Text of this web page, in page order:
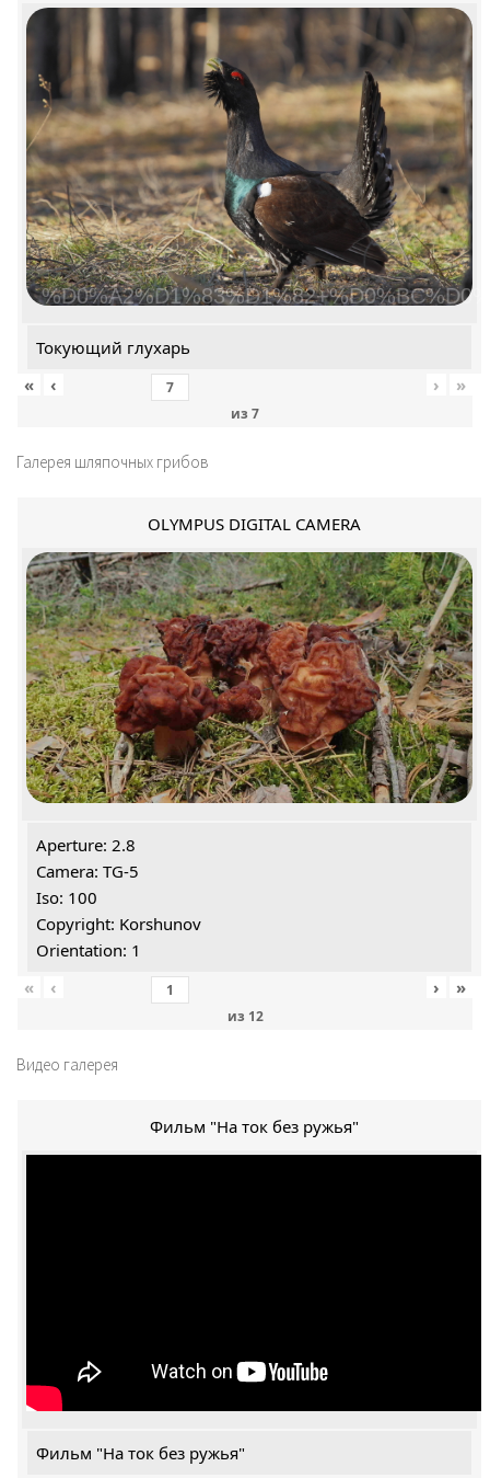
Токующий глухарь
«
‹
из 7
› »
Галерея шляпочных грибов
OLYMPUS DIGITAL CAMERA
Aperture: 2.8
Camera: TG-5
Iso: 100
Copyright: Korshunov
Orientation: 1
«
‹
из 12
› »
Видео галерея
Фильм "На ток без ружья"
Фильм "На ток без ружья"